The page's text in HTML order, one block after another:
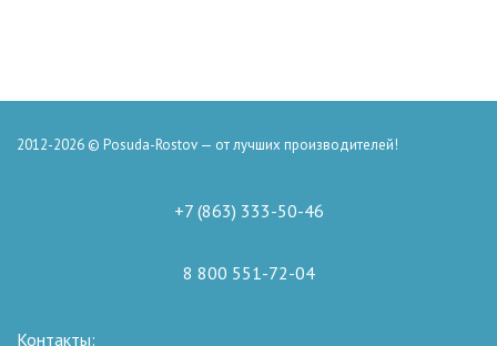
2012-2026 © Posuda-Rostov — от лучших производителей!
+7 (863) 333-50-46
8 800 551-72-04
Контакты: